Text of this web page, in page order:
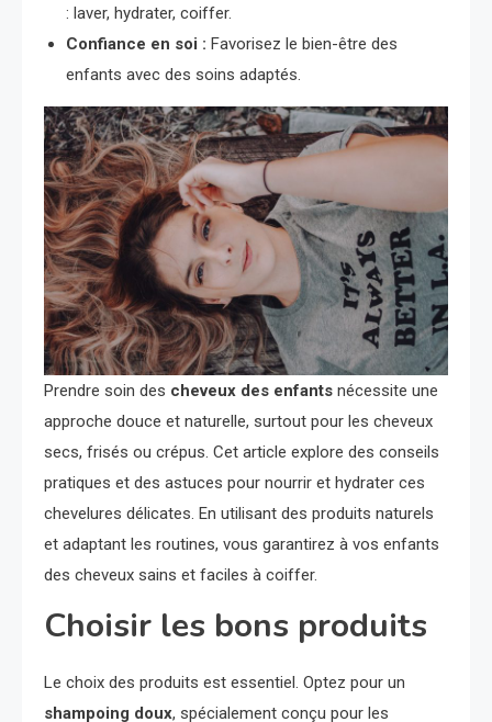
: laver, hydrater, coiffer.
Confiance en soi : Favorisez le bien-être des
enfants avec des soins adaptés.
Prendre soin des cheveux des enfants nécessite une
approche douce et naturelle, surtout pour les cheveux
secs, frisés ou crépus. Cet article explore des conseils
pratiques et des astuces pour nourrir et hydrater ces
chevelures délicates. En utilisant des produits naturels
et adaptant les routines, vous garantirez à vos enfants
des cheveux sains et faciles à coiffer.
Choisir les bons produits
Le choix des produits est essentiel. Optez pour un
shampoing doux, spécialement conçu pour les